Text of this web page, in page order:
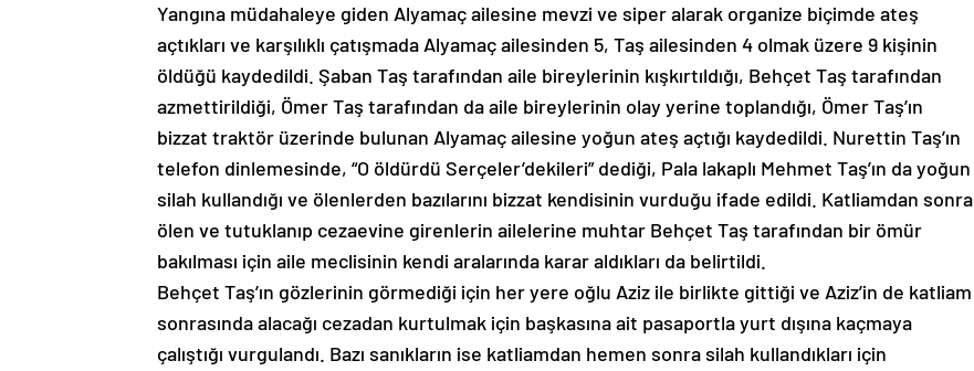
Yangına müdahaleye giden Alyamaç ailesine mevzi ve siper alarak organize biçimde ateş
açtıkları ve karşılıklı çatışmada Alyamaç ailesinden 5, Taş ailesinden 4 olmak üzere 9 kişinin
öldüğü kaydedildi. Şaban Taş tarafından aile bireylerinin kışkırtıldığı, Behçet Taş tarafından
azmettirildiği, Ömer Taş tarafından da aile bireylerinin olay yerine toplandığı, Ömer Taş’ın
bizzat traktör üzerinde bulunan Alyamaç ailesine yoğun ateş açtığı kaydedildi. Nurettin Taş’ın
telefon dinlemesinde, “O öldürdü Serçeler’dekileri” dediği, Pala lakaplı Mehmet Taş’ın da yoğun
silah kullandığı ve ölenlerden bazılarını bizzat kendisinin vurduğu ifade edildi. Katliamdan sonra
ölen ve tutuklanıp cezaevine girenlerin ailelerine muhtar Behçet Taş tarafından bir ömür
bakılması için aile meclisinin kendi aralarında karar aldıkları da belirtildi.
Behçet Taş’ın gözlerinin görmediği için her yere oğlu Aziz ile birlikte gittiği ve Aziz’in de katliam
sonrasında alacağı cezadan kurtulmak için başkasına ait pasaportla yurt dışına kaçmaya
çalıştığı vurgulandı. Bazı sanıkların ise katliamdan hemen sonra silah kullandıkları için